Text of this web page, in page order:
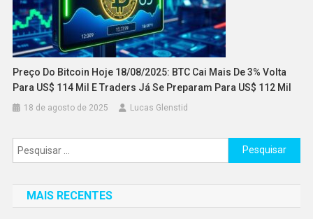
Preço Do Bitcoin Hoje 18/08/2025: BTC Cai Mais De 3% Volta
Para US$ 114 Mil E Traders Já Se Preparam Para US$ 112 Mil
18 de agosto de 2025 Lucas Glenstid
Pesquisar
por:
MAIS RECENTES